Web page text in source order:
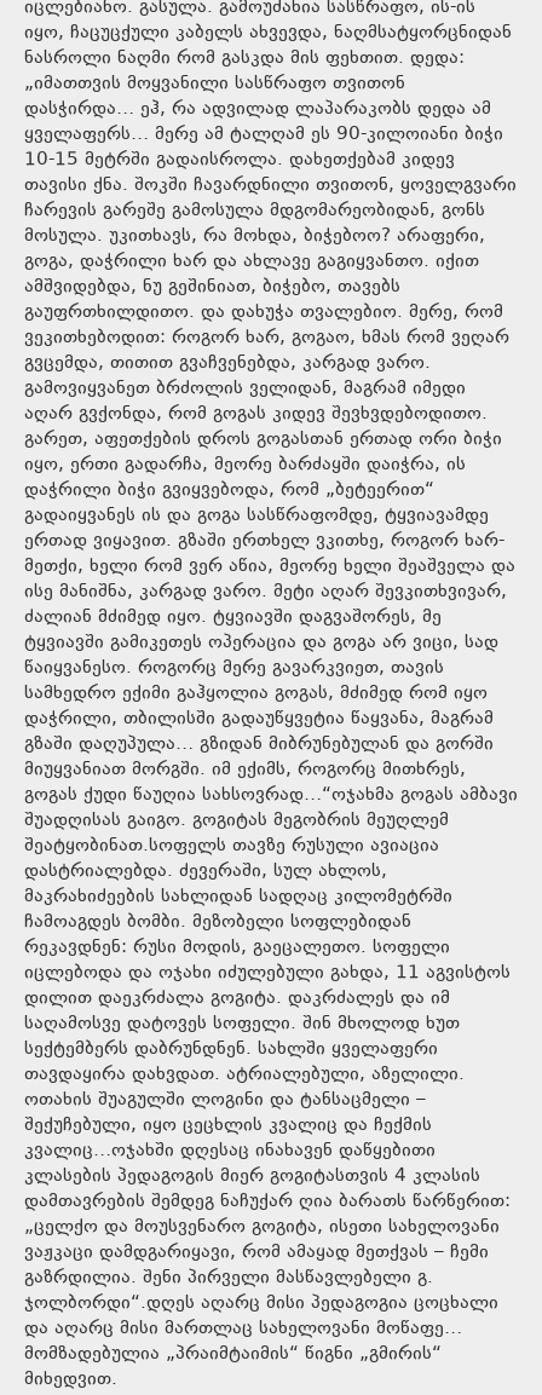
იცლებიანო. გასულა. გამოუძახია სასწრაფო, ის-ის
იყო, ჩაცუცქული კაბელს ახვევდა, ნაღმსატყორცნიდან
ნასროლი ნაღმი რომ გასკდა მის ფეხთით. დედა:
„იმათთვის მოყვანილი სასწრაფო თვითონ
დასჭირდა… ეჰ, რა ადვილად ლაპარაკობს დედა ამ
ყველაფერს… მერე ამ ტალღამ ეს 90-კილოიანი ბიჭი
10-15 მეტრში გადაისროლა. დახეთქებამ კიდევ
თავისი ქნა. შოკში ჩავარდნილი თვითონ, ყოველგვარი
ჩარევის გარეშე გამოსულა მდგომარეობიდან, გონს
მოსულა. უკითხავს, რა მოხდა, ბიჭებოო? არაფერი,
გოგა, დაჭრილი ხარ და ახლავე გაგიყვანთო. იქით
ამშვიდებდა, ნუ გეშინიათ, ბიჭებო, თავებს
გაუფრთხილდითო. და დახუჭა თვალებიო. მერე, რომ
ვეკითხებოდით: როგორ ხარ, გოგაო, ხმას რომ ვეღარ
გვცემდა, თითით გვაჩვენებდა, კარგად ვარო.
გამოვიყვანეთ ბრძოლის ველიდან, მაგრამ იმედი
აღარ გვქონდა, რომ გოგას კიდევ შევხვდებოდითო.
გარეთ, აფეთქების დროს გოგასთან ერთად ორი ბიჭი
იყო, ერთი გადარჩა, მეორე ბარძაყში დაიჭრა, ის
დაჭრილი ბიჭი გვიყვებოდა, რომ „ბეტეერით“
გადაიყვანეს ის და გოგა სასწრაფომდე, ტყვიავამდე
ერთად ვიყავით. გზაში ერთხელ ვკითხე, როგორ ხარ-
მეთქი, ხელი რომ ვერ აწია, მეორე ხელი შეაშველა და
ისე მანიშნა, კარგად ვარო. მეტი აღარ შევკითხვივარ,
ძალიან მძიმედ იყო. ტყვიავში დაგვაშორეს, მე
ტყვიავში გამიკეთეს ოპერაცია და გოგა არ ვიცი, სად
წაიყვანესო. როგორც მერე გავარკვიეთ, თავის
სამხედრო ექიმი გაჰყოლია გოგას, მძიმედ რომ იყო
დაჭრილი, თბილისში გადაუწყვეტია წაყვანა, მაგრამ
გზაში დაღუპულა… გზიდან მიბრუნებულან და გორში
მიუყვანიათ მორგში. იმ ექიმს, როგორც მითხრეს,
გოგას ქუდი წაუღია სახსოვრად…“ოჯახმა გოგას ამბავი
შუადღისას გაიგო. გოგიტას მეგობრის მეუღლემ
შეატყობინათ.სოფელს თავზე რუსული ავიაცია
დასტრიალებდა. ძევერაში, სულ ახლოს,
მაკრახიძეების სახლიდან სადღაც კილომეტრში
ჩამოაგდეს ბომბი. მეზობელი სოფლებიდან
რეკავდნენ: რუსი მოდის, გაეცალეთო. სოფელი
იცლებოდა და ოჯახი იძულებული გახდა, 11 აგვისტოს
დილით დაეკრძალა გოგიტა. დაკრძალეს და იმ
საღამოსვე დატოვეს სოფელი. შინ მხოლოდ ხუთ
სექტემბერს დაბრუნდნენ. სახლში ყველაფერი
თავდაყირა დახვდათ. ატრიალებული, აზელილი.
ოთახის შუაგულში ლოგინი და ტანსაცმელი –
შექუჩებული, იყო ცეცხლის კვალიც და ჩექმის
კვალიც…ოჯახში დღესაც ინახავენ დაწყებითი
კლასების პედაგოგის მიერ გოგიტასთვის 4 კლასის
დამთავრების შემდეგ ნაჩუქარ ღია ბარათს წარწერით:
„ცელქო და მოუსვენარო გოგიტა, ისეთი სახელოვანი
ვაჟკაცი დამდგარიყავი, რომ ამაყად მეთქვას – ჩემი
გაზრდილია. შენი პირველი მასწავლებელი გ.
ჯოლბორდი“.დღეს აღარც მისი პედაგოგია ცოცხალი
და აღარც მისი მართლაც სახელოვანი მოწაფე…
მომზადებულია „პრაიმტაიმის“ წიგნი „გმირის“
მიხედვით.